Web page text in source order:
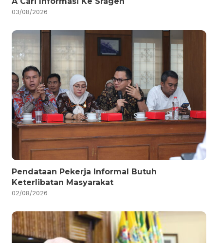
03/08/2026
Pendataan Pekerja Informal Butuh
Keterlibatan Masyarakat
02/08/2026